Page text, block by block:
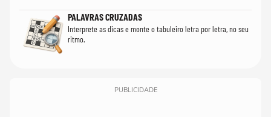
PALAVRAS CRUZADAS
Interprete as dicas e monte o tabuleiro letra por letra, no seu
ritmo.
PUBLICIDADE